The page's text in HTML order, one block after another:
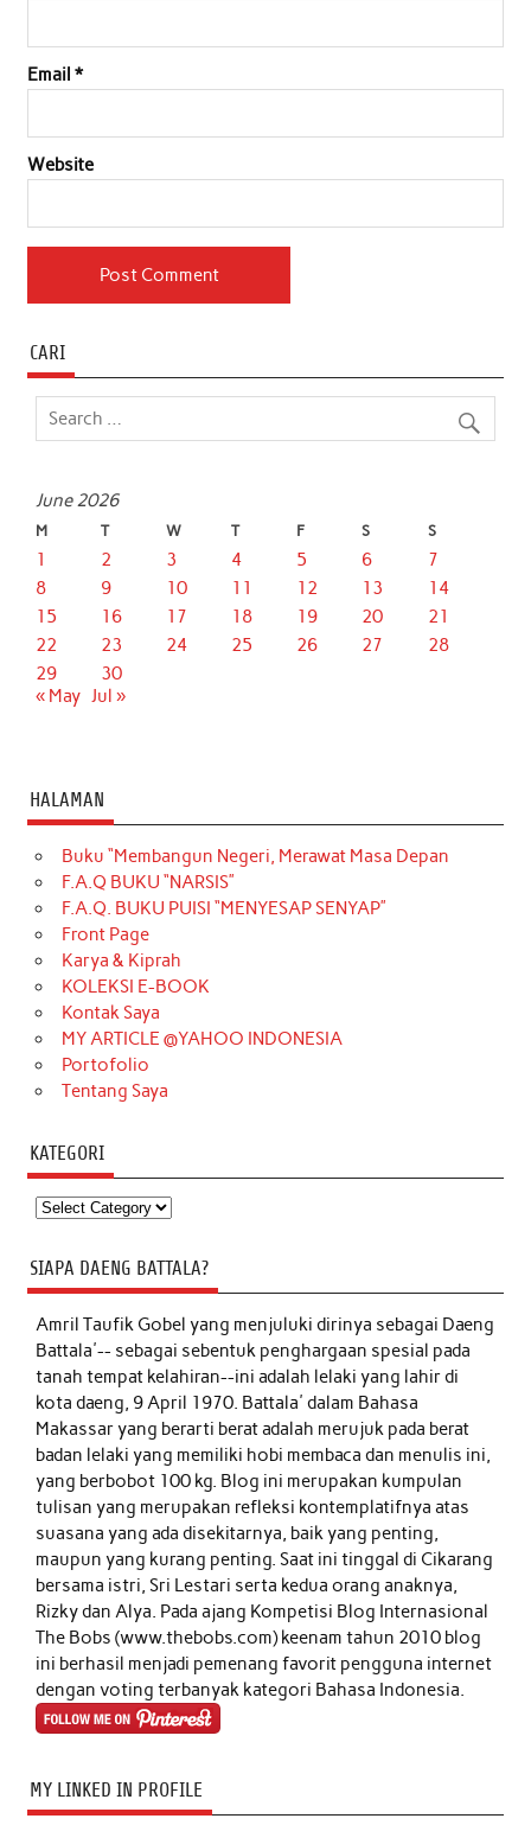
Email *
Website
CARI
June 2026
M T W T F S S
1 2 3 4 5 6
7
8
9 10 11 12 13
14
15
16 17 18 19 20
21
22
23 24 25 26 27
28
29
30
« May Jul »
HALAMAN
Buku “Membangun Negeri, Merawat Masa Depan
F.A.Q BUKU “NARSIS”
F.A.Q. BUKU PUISI “MENYESAP SENYAP”
Front Page
Karya & Kiprah
KOLEKSI E-BOOK
Kontak Saya
MY ARTICLE @YAHOO INDONESIA
Portofolio
Tentang Saya
KATEGORI
Kategori
SIAPA DAENG BATTALA?
Amril Taufik Gobelyang menjuluki dirinya sebagai Daeng
Battala'-- sebagai sebentuk penghargaan spesial pada
tanah tempat kelahiran--ini adalah lelaki yang lahir di
kota daeng, 9 April 1970. Battala' dalam Bahasa
Makassar yang berarti berat adalah merujuk pada berat
badan lelaki yang memiliki hobi membaca dan menulis ini,
yang berbobot 100 kg. Blog ini merupakan kumpulan
tulisan yang merupakan refleksi kontemplatifnya atas
suasana yang ada disekitarnya, baik yang penting,
maupun yang kurang penting. Saat ini tinggal di Cikarang
bersama istri, Sri Lestari serta kedua orang anaknya,
Rizky dan Alya. Pada ajang Kompetisi Blog Internasional
The Bobs (www.thebobs.com) keenam tahun 2010 blog
ini berhasil menjadi pemenang favorit pengguna internet
dengan voting terbanyak kategori Bahasa Indonesia.
MY LINKED IN PROFILE